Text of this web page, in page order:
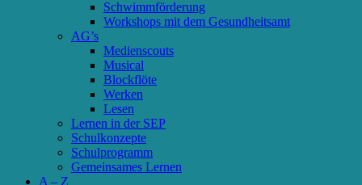
Schwimmförderung
Workshops mit dem Gesundheitsamt
AG’s
Medienscouts
Musical
Blockflöte
Werken
Lesen
Lernen in der SEP
Schulkonzepte
Schulprogramm
Gemeinsames Lernen
A – Z